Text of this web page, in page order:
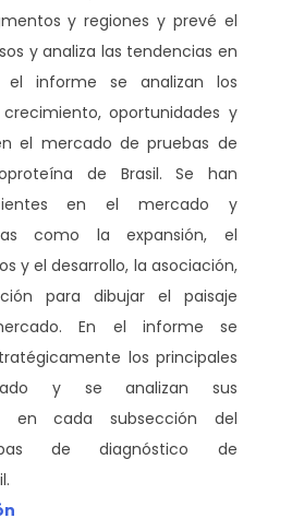
y regiones y prevé el
y analiza las tendencias en
el informe se analizan los
oportunidades y
el mercado de pruebas de
de Brasil. Se han
en el mercado y
como la expansión, el
y el desarrollo, la asociación,
para dibujar el paisaje
En el informe se
los principales
y se analizan sus
en cada subsección del
de diagnóstico de